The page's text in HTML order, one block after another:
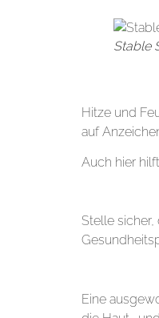
Stable
Hitze und
auf
Auch hier
Stelle
Eine